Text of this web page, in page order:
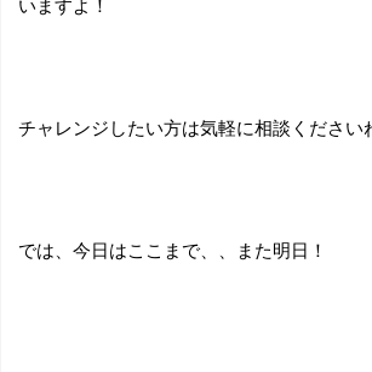
いますよ！
チャレンジしたい方は気軽に相談ください
では、今日はここまで、、また明日！